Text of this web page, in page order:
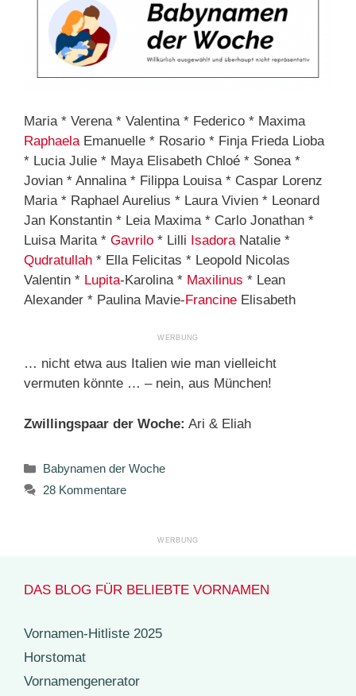
Maria * Verena * Valentina * Federico * Maxima
RaphaelaEmanuelle * Rosario * Finja Frieda Lioba
* Lucia Julie * Maya Elisabeth Chloé * Sonea *
Jovian * Annalina * Filippa Louisa * Caspar Lorenz
Maria * Raphael Aurelius * Laura Vivien * Leonard
Jan Konstantin * Leia Maxima * Carlo Jonathan *
Luisa Marita * Gavrilo * Lilli IsadoraNatalie *
Qudratullah * Ella Felicitas * Leopold Nicolas
Valentin * Lupita-Karolina * Maxilinus * Lean
Alexander * Paulina Mavie-Francine Elisabeth
… nicht etwa aus Italien wie man vielleicht
vermuten könnte … – nein, aus München!
Zwillingspaar der Woche: Ari & Eliah
Kategorien
Babynamen der Woche
28 Kommentare
DAS BLOG FÜR BELIEBTE VORNAMEN
Vornamen-Hitliste 2025
Horstomat
Vornamengenerator